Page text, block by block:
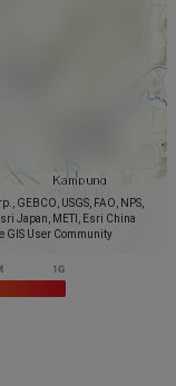
GEBCO, USGS, FAO, NPS,
Japan, METI, Esri China
GIS User Community